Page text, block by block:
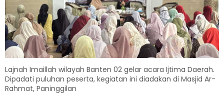
Lajnah Imaillah wilayah Banten 02 gelar acara Ijtima Daerah.
Dipadati puluhan peserta, kegiatan ini diadakan di Masjid Ar-
Rahmat, Paninggilan